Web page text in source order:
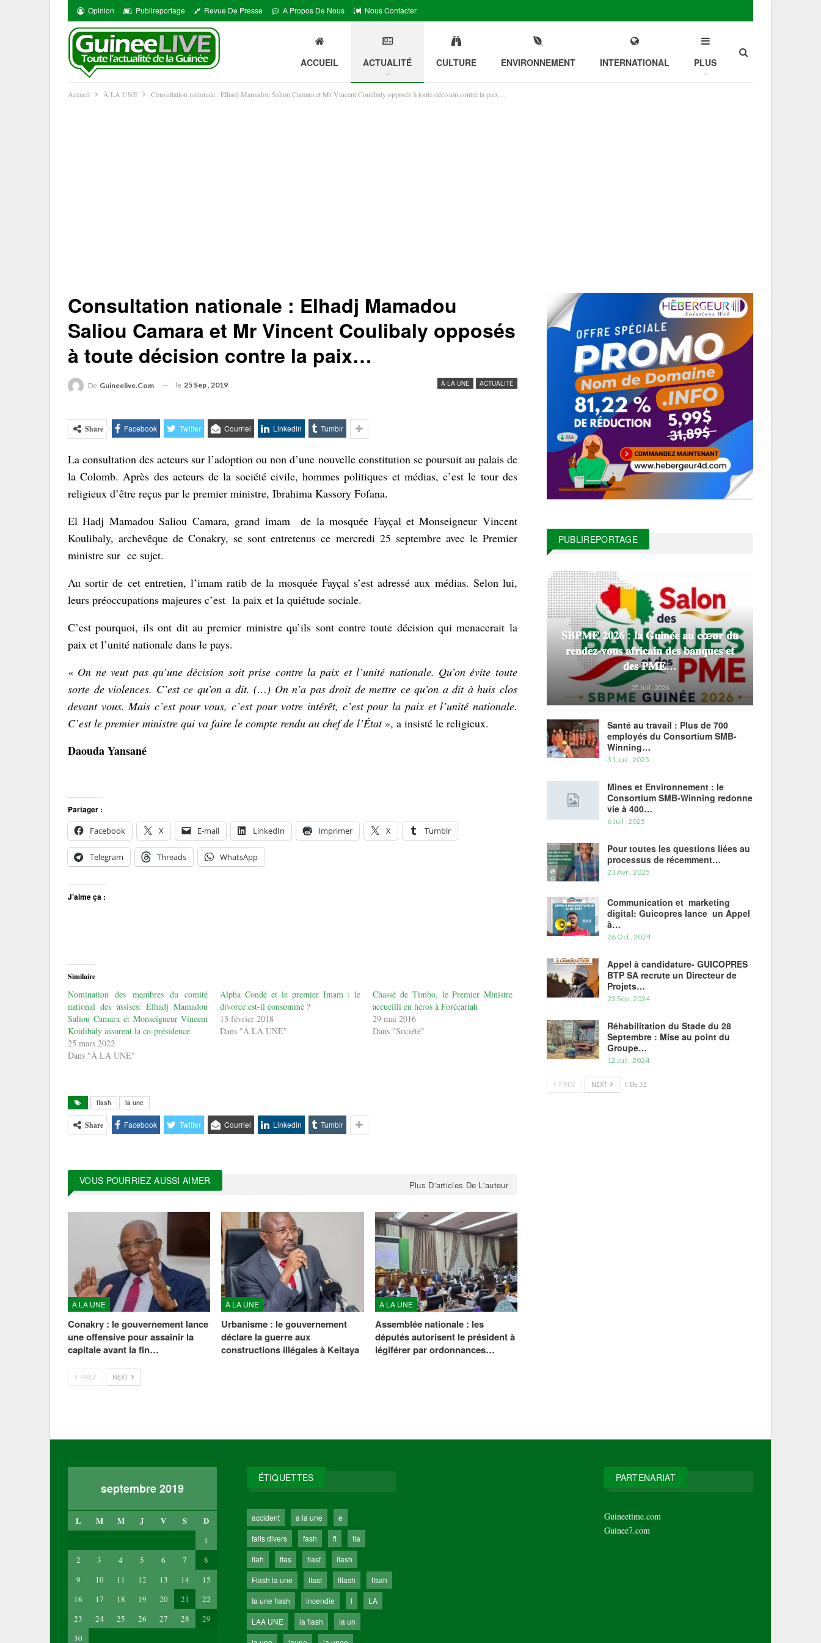
Opinion Publireportage Revue De Presse À Propos De Nous Nous Contacter
ACCUEIL ACTUALITÉ CULTURE ENVIRONNEMENT INTERNATIONAL PLUS
Accueil À LA UNE Consultation nationale : Elhadj Mamadou Saliou Camara et Mr Vincent Coulibaly opposés à toute décision contre la paix…
Consultation nationale : Elhadj Mamadou
Saliou Camara et Mr Vincent Coulibaly opposés
à toute décision contre la paix…
À LA UNE ACTUALITÉ
De Guineelive.com le 25 Sep , 2019
Share Facebook Twitter Courriel Linkedin Tumblr
La consultation des acteurs sur l’adoption ou non d’une nouvelle constitution se poursuit au palais de
la Colomb. Après des acteurs de la société civile, hommes politiques et médias, c’est le tour des
religieux d’être reçus par le premier ministre, Ibrahima Kassory Fofana.
El Hadj Mamadou Saliou Camara, grand imam de la mosquée Fayçal et Monseigneur Vincent
Koulibaly, archevêque de Conakry, se sont entretenus ce mercredi 25 septembre avec le Premier
ministre sur ce sujet.
Au sortir de cet entretien, l’imam ratib de la mosquée Fayçal s’est adressé aux médias. Selon lui,
leurs préoccupations majeures c’est la paix et la quiétude sociale.
C’est pourquoi, ils ont dit au premier ministre qu’ils sont contre toute décision qui menacerait la
paix et l’unité nationale dans le pays.
« On ne veut pas qu’une décision soit prise contre la paix et l’unité nationale. Qu’on évite toute
sorte de violences. C’est ce qu’on a dit. (…) On n’a pas droit de mettre ce qu’on a dit à huis clos
devant vous. Mais c’est pour vous, c’est pour votre intérêt, c’est pour la paix et l’unité nationale.
C’est le premier ministre qui va faire le compte rendu au chef de l’État», a insisté le religieux.
Daouda Yansané
Partager :
Facebook
X E-mail LinkedIn Imprimer X Tumblr
Telegram Threads WhatsApp
J’aime ça :
Similaire
Nomination des membres du comité
national des assises: Elhadj Mamadou
Saliou Camara et Monseigneur Vincent
Koulibaly assurent la co-présidence
25 mars 2022
Dans "À LA UNE"
Alpha Condé et le premier Imam : le
divorce est-il consommé ?
13 février 2018
Dans "À LA UNE"
Chassé de Timbo, le Premier Ministre
accueilli en héros à Forécariah
29 mai 2016
Dans "Société"
flash la une
Share Facebook Twitter Courriel Linkedin Tumblr
VOUS POURRIEZ AUSSI AIMER Plus D'articles De L'auteur
À LA UNE
Conakry : le gouvernement lance
une offensive pour assainir la
capitale avant la fin…
À LA UNE
Urbanisme : le gouvernement
déclare la guerre aux
constructions illégales à Keitaya
À LA UNE
Assemblée nationale : les
députés autorisent le président à
légiférer par ordonnances…
PREV NEXT
PUBLIREPORTAGE
𝐒𝐁𝐏𝐌𝐄 𝟐𝟎𝟐𝟔 : 𝐥𝐚 𝐆𝐮𝐢𝐧𝐞́𝐞 𝐚𝐮 𝐜œ𝐮𝐫 𝐝𝐮
𝐫𝐞𝐧𝐝𝐞𝐳-𝐯𝐨𝐮𝐬 𝐚𝐟𝐫𝐢𝐜𝐚𝐢𝐧 𝐝𝐞𝐬 𝐛𝐚𝐧𝐪𝐮𝐞𝐬 𝐞𝐭
𝐝𝐞𝐬 𝐏𝐌𝐄…
25 Juil , 2026
Santé au travail : Plus de 700
employés du Consortium SMB-
Winning…
31 Juil , 2025
Mines et Environnement : le
Consortium SMB-Winning redonne
vie à 400…
6 Juil , 2025
Pour toutes les questions liées au
processus de récemment…
21 Avr , 2025
Communication et marketing
digital: Guicopres lance un Appel
à…
26 Oct , 2024
Appel à candidature- GUICOPRES
BTP SA recrute un Directeur de
Projets…
23 Sep , 2024
Réhabilitation du Stade du 28
Septembre : Mise au point du
Groupe…
12 Juil , 2024
PREV NEXT 1 De 32
septembre 2019
L M M J V S D
1
2
3 4 5 6 7
8
9
10 11 12 13 14
15
16
17 18 19 20 21
22
23
24 25 26 27 28
29
30
ÉTIQUETTES
accident a la une
e
faits divers
fash fl
fla
flah
flas flasf
flash
Flash la une
flast fllash
flsah
Ia une flash
incendie l
LA
LAA UNE
la flash
la un
PARTENARIAT
Guineetime.com
Guinee7.com